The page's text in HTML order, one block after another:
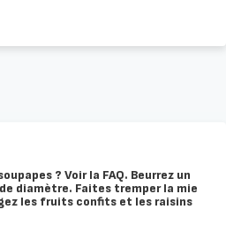
? Voir la FAQ. Beurrez un
diamètre. Faites tremper la mie
les fruits confits et les raisins